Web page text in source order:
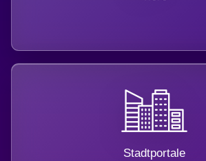
Stadtportale